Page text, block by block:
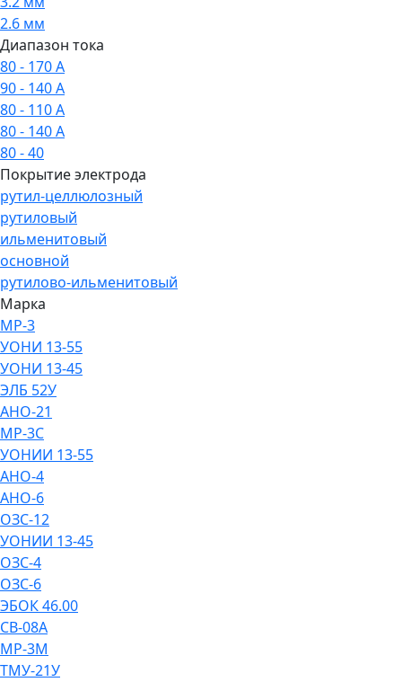
2.6 мм
Диапазон тока
80 - 170 А
90 - 140 А
80 - 110 А
80 - 140 А
80 - 40
Покрытие электрода
рутил-целлюлозный
рутиловый
ильменитовый
основной
рутилово-ильменитовый
Марка
МР-3
УОНИ 13-55
УОНИ 13-45
ЭЛБ 52У
АНО-21
МР-3С
УОНИИ 13-55
АНО-4
АНО-6
ОЗС-12
УОНИИ 13-45
ОЗС-4
ОЗС-6
ЭБОК 46.00
СВ-08А
МР-3М
ТМУ-21У